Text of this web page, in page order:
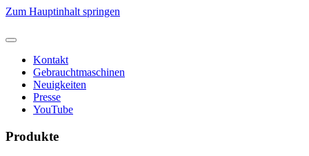
Zum Hauptinhalt springen
Kontakt
Gebrauchtmaschinen
Neuigkeiten
Presse
YouTube
Produkte